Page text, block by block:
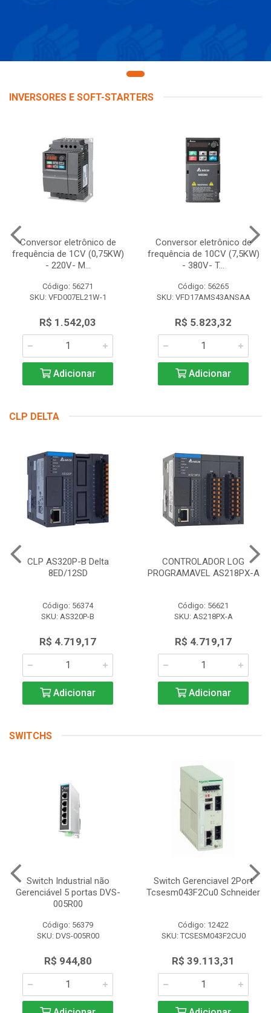
INVERSORES E SOFT-STARTERS
Conversor eletrônico de
frequência de 1CV (0,75KW)
- 220V- M...
Código: 56271
SKU: VFD007EL21W-1
R$ 1.542,03
Adicionar
Conversor eletrônico de
frequência de 10CV (7,5KW)
- 380V- T...
Código: 56265
SKU: VFD17AMS43ANSAA
R$ 5.823,32
Adicionar
CLP DELTA
CLP AS320P-B Delta
8ED/12SD
Código: 56374
SKU: AS320P-B
R$ 4.719,17
Adicionar
CONTROLADOR LOG
PROGRAMAVEL AS218PX-A
Código: 56621
SKU: AS218PX-A
R$ 4.719,17
Adicionar
SWITCHS
Switch Industrial não
Gerenciável 5 portas DVS-
005R00
Código: 56379
SKU: DVS-005R00
R$ 944,80
Switch Gerenciavel 2Port
Tcsesm043F2Cu0 Schneider
Código: 12422
SKU: TCSESM043F2CU0
R$ 39.113,31